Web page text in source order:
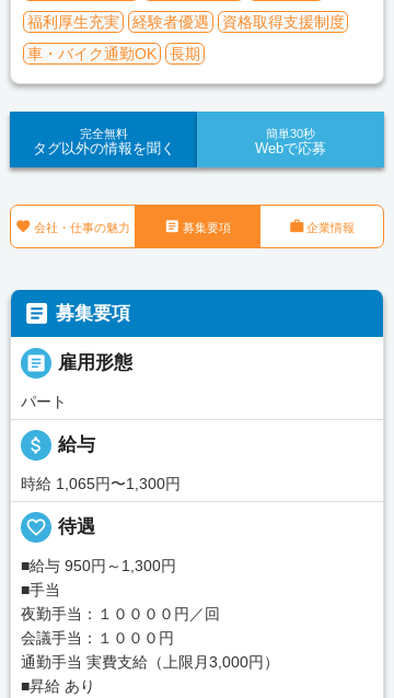
福利厚生充実
経験者優遇
資格取得支援制度
車・バイク通勤OK
長期
完全無料
タグ以外の情報を聞く
簡単30秒
Webで応募
 会社・仕事の魅力  募集要項 企業情報
 募集要項
 雇用形態
パート
attach_money 給与
時給 1,065円〜1,300円
favorite_border 待遇
■給与 950円～1,300円
■手当
夜勤手当：１００００円／回
会議手当：１０００円
通勤手当 実費支給（上限月3,000円）
■昇給 あり